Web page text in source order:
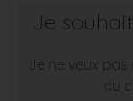
Je
Je ne veux
du